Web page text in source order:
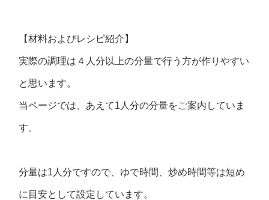
【材料およびレシピ紹介】
実際の調理は４人分以上の分量で行う方が作りやすい
と思います。
当ページでは、あえて1人分の分量をご案内していま
す。
分量は1人分ですので、ゆで時間、炒め時間等は短め
に目安として設定しています。